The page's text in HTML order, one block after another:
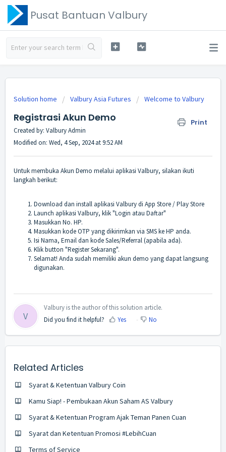
Pusat Bantuan Valbury
Solution home Valbury Asia Futures Welcome to Valbury
Registrasi Akun Demo Print
Created by: Valbury Admin
Modified on: Wed, 4 Sep, 2024 at 9:52 AM
Untuk membuka Akun Demo melalui aplikasi Valbury, silakan ikuti
langkah berikut:
Download dan install aplikasi Valbury di App Store / Play Store
Launch aplikasi Valbury, klik "Login atau Daftar"
Masukkan No. HP.
Masukkan kode OTP yang dikirimkan via SMS ke HP anda.
Isi Nama, Email dan kode Sales/Referral (apabila ada).
Klik button "Register Sekarang".
Selamat! Anda sudah memiliki akun demo yang dapat langsung
digunakan.
V
Valbury is the author of this solution article.
Did you find it helpful?
Yes No
Related Articles
Syarat & Ketentuan Valbury Coin
Kamu Siap! - Pembukaan Akun Saham AS Valbury
Syarat & Ketentuan Program Ajak Teman Panen Cuan
Syarat dan Ketentuan Promosi #LebihCuan
Terms of Service